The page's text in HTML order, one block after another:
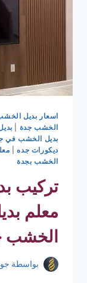
اسعار بديل
الخشب جدة
بديل الخشب في
ديكورات جده|
الخشب بجدة
تركيب
معلم
الخشب جده
بواسطة